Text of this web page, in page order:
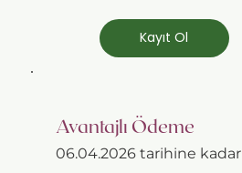
Kayıt Ol
Avantajlı Ödeme
06.04.2026 tarihine kadar